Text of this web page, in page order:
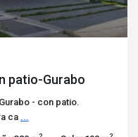
patio-Gurabo
- con patio.
ca ...